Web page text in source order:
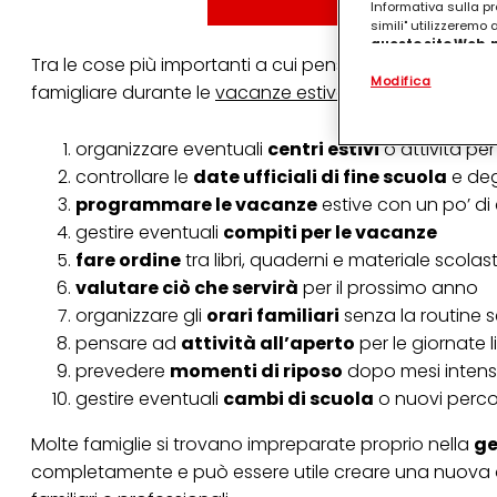
Tra le cose più importanti a cui pensare possiamo
famigliare durante le vacanze estive
organizzare eventuali centri estivio attività per
controllare le date ufficiali di fine scuola e
programmare le vacanzeestive con un po’
gestire eventuali compiti per le vacanze
fare ordinetra libri, quaderni e materiale
valutare ciò che servirà per il prossimo anno
organizzare gli orari familiari senza la routine
pensare ad attività all’aperto per le giornate
prevedere momenti di riposo dopo mesi
gestire eventuali cambi di scuola o nuovi
Molte famiglie si trovano impreparate proprio nella
completamente e può essere utile creare una
Informativa sulla
simili" utilizzeremo
questo sito
.
(rispettivamente
terzi, conservare
identificati) su
misurare e
Puoi trovare
collegata nel piè di
qualsiasi
collegata nel piè di
periodo di
"modifica" di
Se fai clic su
per uno o più degli
tuoi dati personali
necessari per
Modifica